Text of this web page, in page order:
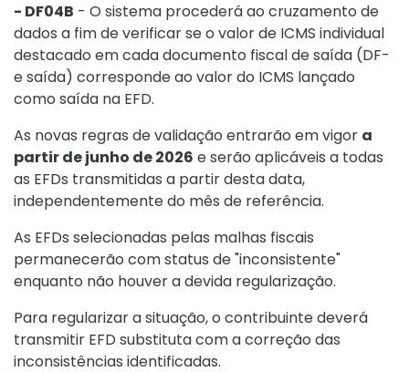
- DF04B - O sistema procederá ao cruzamento de
dados a fim de verificar se o valor de ICMS individual
destacado em cada documento fiscal de saída (DF-
e saída) corresponde ao valor do ICMS lançado
como saída na EFD.
As novas regras de validação entrarão em vigor a
partir de junho de 2026 e serão aplicáveis a todas
as EFDs transmitidas a partir desta data,
independentemente do mês de referência.
As EFDs selecionadas pelas malhas fiscais
permanecerão com status de "inconsistente"
enquanto não houver a devida regularização.
Para regularizar a situação, o contribuinte deverá
transmitir EFD substituta com a correção das
inconsistências identificadas.